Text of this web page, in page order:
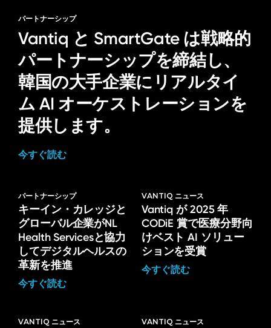
パートナーシップ
Vantiq と SmartGate は戦略的
パートナーシップを締結し、
韓国の大手企業にリアルタイ
ム AI オーケストレーションを
提供します。
今すぐ読む
パートナーシップ
キーイン・カレッジと
グローバル企業がNL
Health Servicesと協力
してデジタルヘルスの
革新を推進
今すぐ読む
VANTIQ ニュース
Vantiq が 2025 年
CODiE 賞で医療分野向
けベスト AI ソリュー
ションを受賞
今すぐ読む
VANTIQ ニュース VANTIQ ニュース